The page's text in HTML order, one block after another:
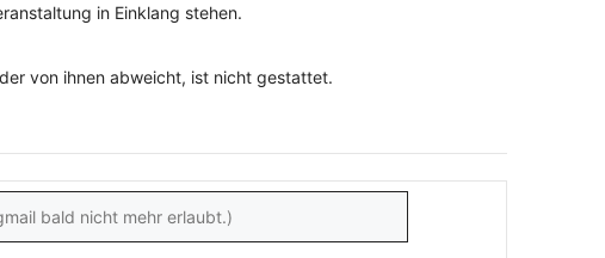
in Einklang stehen.
von ihnen abweicht, ist nicht gestattet.